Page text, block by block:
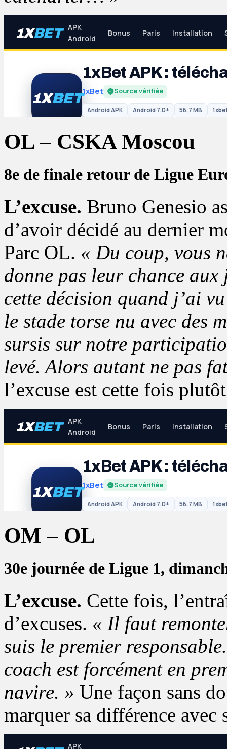
OL – CSKA Moscou
8e de finale retour de Ligue
L’excuse. Bruno Genesio
d’avoir décidé au dernier
Parc OL. « Du coup, vous
donne pas leur chance aux
cette décision quand j’ai
le stade torse nu avec des
sursis sur notre
levé. Alors autant ne pas
l’excuse est cette fois
OM – OL
30e journée de Ligue 1,
L’excuse. Cette fois,
d’excuses. « Il faut
suis le premier
coach est forcément en
navire. » Une façon sans
marquer sa différence avec